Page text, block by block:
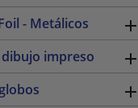
- Metálicos 
impreso 
